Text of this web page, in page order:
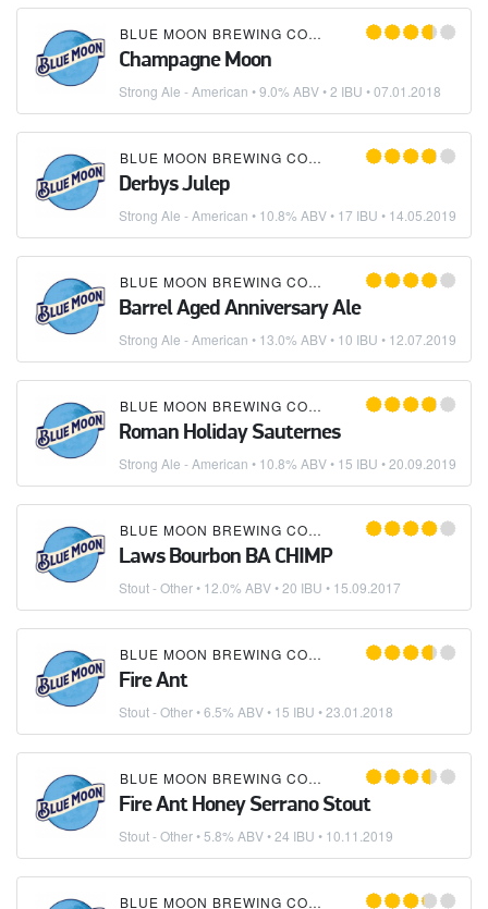
BLUE MOON BREWING COMPANY
Champagne Moon
Strong Ale - American • 9.0% ABV • 2 IBU •07.01.2018
BLUE MOON BREWING COMPANY
Derbys Julep
Strong Ale - American • 10.8% ABV • 17 IBU • 14.05.2019
BLUE MOON BREWING COMPANY
Barrel Aged Anniversary Ale
Strong Ale - American • 13.0% ABV • 10 IBU • 12.07.2019
BLUE MOON BREWING COMPANY
Roman Holiday Sauternes
Strong Ale - American • 10.8% ABV • 15 IBU •20.09.2019
BLUE MOON BREWING COMPANY
Laws Bourbon BA CHIMP
Stout - Other• 12.0% ABV • 20 IBU • 15.09.2017
BLUE MOON BREWING COMPANY
Fire Ant
Stout - Other• 6.5% ABV • 15 IBU •23.01.2018
BLUE MOON BREWING COMPANY
Fire Ant Honey Serrano Stout
Stout - Other• 5.8% ABV • 24 IBU • 10.11.2019
BLUE MOON BREWING COMPANY